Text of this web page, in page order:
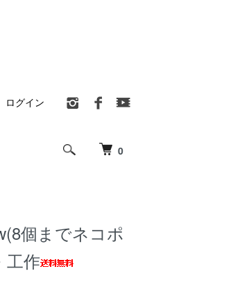
0
ログイン
個までネコポ
工作